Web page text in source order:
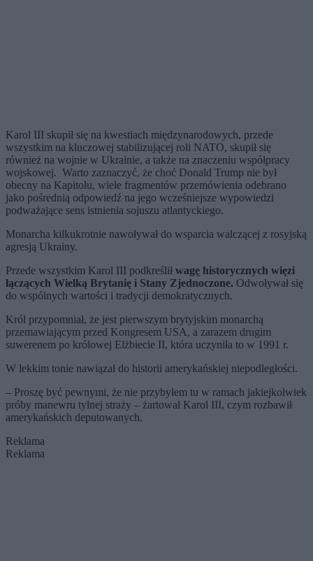
Karol III skupił się na kwestiach międzynarodowych, przede
wszystkim na kluczowej stabilizującej roli NATO, skupił się
również na wojnie w Ukrainie, a także na znaczeniu współpracy
wojskowej. Warto zaznaczyć, że choć Donald Trump nie był
obecny na Kapitolu, wiele fragmentów przemówienia odebrano
jako pośrednią odpowiedź na jego wcześniejsze wypowiedzi
podważające sens istnienia sojuszu atlantyckiego.
Monarcha kilkukrotnie nawoływał do wsparcia walczącej z rosyjską
agresją Ukrainy.
Przede wszystkim Karol III podkreślił wagę historycznych więzi
łączących Wielką Brytanię i Stany Zjednoczone. Odwoływał się
do wspólnych wartości i tradycji demokratycznych.
Król przypomniał, że jest pierwszym brytyjskim monarchą
przemawiającym przed Kongresem USA, a zarazem drugim
suwerenem po królowej Elżbiecie II, która uczyniła to w 1991 r.
W lekkim tonie nawiązał do historii amerykańskiej niepodległości.
– Proszę być pewnymi, że nie przybyłem tu w ramach jakiejkolwiek
próby manewru tylnej straży – żartował Karol III, czym rozbawił
amerykańskich deputowanych.
Reklama
Reklama